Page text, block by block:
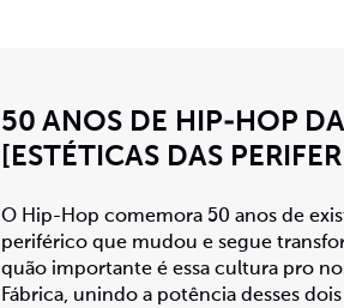
50 ANOS DE HIP-HOP
[ESTÉTICAS DAS
O Hip-Hop comemora 50 anos de
periférico que mudou e segue
quão importante é essa cultura pro
Fábrica, unindo a potência desses